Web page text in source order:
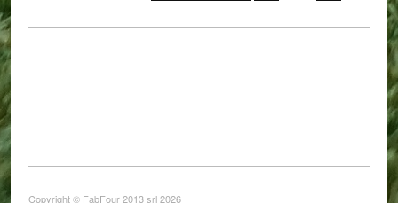
Copyright © FabFour 2013 srl 2026